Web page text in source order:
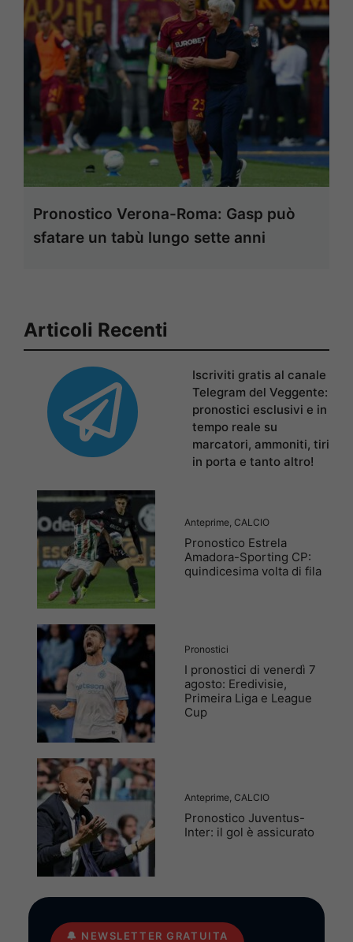
Pronostico Verona-Roma: Gasp può
sfatare un tabù lungo sette anni
Articoli Recenti
Iscriviti gratis al canale
Telegram del Veggente:
pronostici esclusivi e in
tempo reale su
marcatori, ammoniti, tiri
in porta e tanto altro!
Anteprime, CALCIO
Pronostico Estrela
Amadora-Sporting CP:
quindicesima volta di fila
Pronostici
I pronostici di venerdì 7
agosto: Eredivisie,
Primeira Liga e League
Cup
Anteprime, CALCIO
Pronostico Juventus-
Inter: il gol è assicurato
🔔 NEWSLETTER GRATUITA